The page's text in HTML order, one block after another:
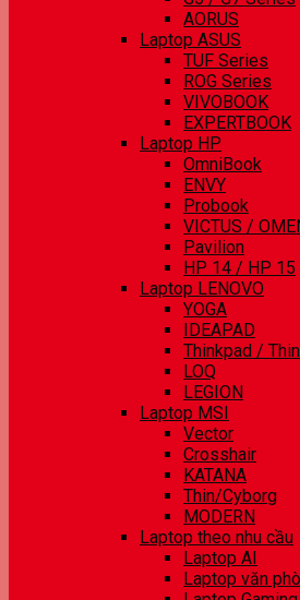
AORUS
Laptop ASUS
TUF Series
ROG Series
VIVOBOOK
EXPERTBOOK
Laptop HP
OmniBook
ENVY
Probook
VICTUS /
Pavilion
HP 14 / HP 15
Laptop LENOVO
YOGA
IDEAPAD
Thinkpad /
LOQ
LEGION
Laptop MSI
Vector
Crosshair
KATANA
Thin/Cyborg
MODERN
Laptop theo nhu cầu
Laptop AI
Laptop văn